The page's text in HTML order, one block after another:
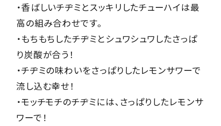
・香ばしいチヂミとスッキリしたチューハイは最
高の組み合わせです。
・もちもちしたチヂミとシュワシュワしたさっぱ
り炭酸が合う！
・チヂミの味わいをさっぱりしたレモンサワーで
流し込む幸せ！
・モッチモチのチヂミには、さっぱりしたレモンサ
ワーで！